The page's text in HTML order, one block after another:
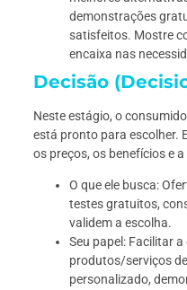
demonstrações
satisfeitos. Mostre
encaixa nas
Decisão
Neste estágio, o
está pronto para escolher.
os preços, os benefícios e
O que ele busca:
testes gratuitos,
validem a escolha.
Seu papel: Facilitar
produtos/serviços
personalizado,